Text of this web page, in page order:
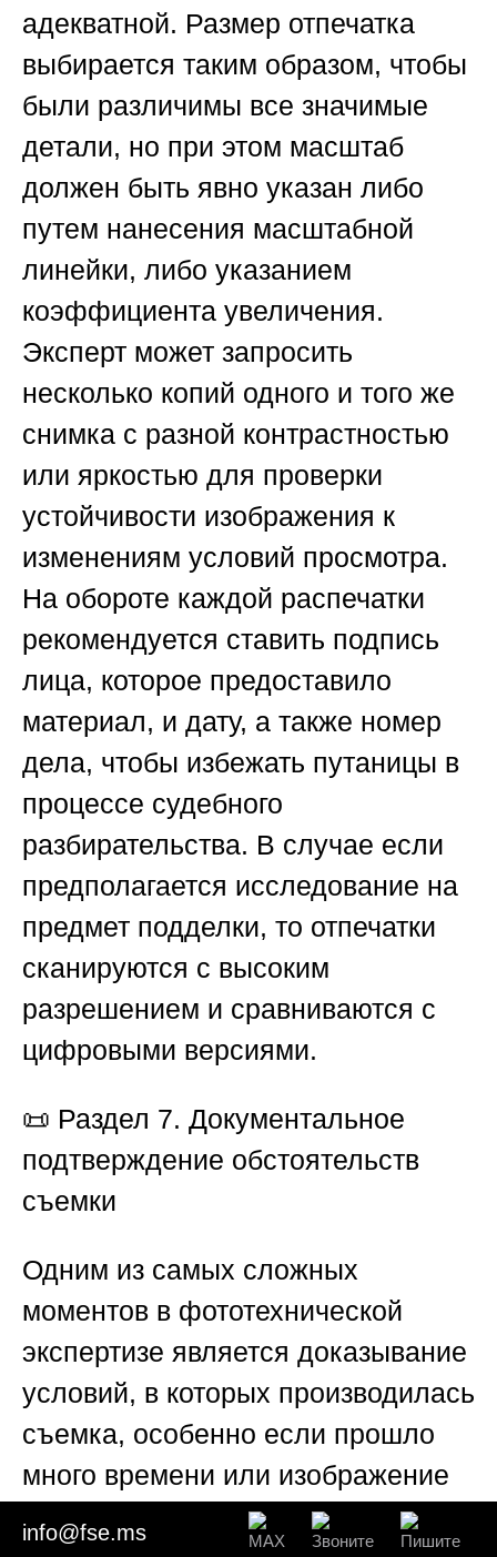
адекватной. Размер отпечатка
выбирается таким образом, чтобы
были различимы все значимые
детали, но при этом масштаб
должен быть явно указан либо
путем нанесения масштабной
линейки, либо указанием
коэффициента увеличения.
Эксперт может запросить
несколько копий одного и того же
снимка с разной контрастностью
или яркостью для проверки
устойчивости изображения к
изменениям условий просмотра.
На обороте каждой распечатки
рекомендуется ставить подпись
лица, которое предоставило
материал, и дату, а также номер
дела, чтобы избежать путаницы в
процессе судебного
разбирательства. В случае если
предполагается исследование на
предмет подделки, то отпечатки
сканируются с высоким
разрешением и сравниваются с
цифровыми версиями.
📜 Раздел 7. Документальное
подтверждение обстоятельств
съемки
Одним из самых сложных
моментов в фототехнической
экспертизе является доказывание
условий, в которых производилась
съемка, особенно если прошло
много времени или изображение
было получено от третьих лиц. В
info@fse.ms